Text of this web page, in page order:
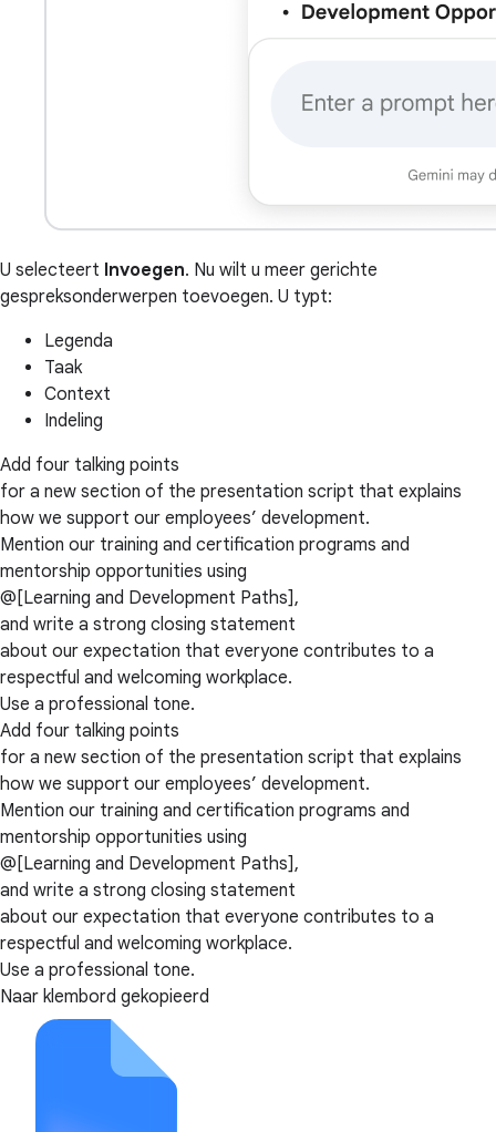
U selecteert Invoegen. Nu wilt u meer gerichte
gespreksonderwerpen toevoegen. U typt:
Legenda
Taak
Context
Indeling
Add four talking points
for a new section of the presentation script that explains
how we support our employees’ development.
Mention our training and certification programs and
mentorship opportunities using
@[Learning and Development Paths],
and write a strong closing statement
about our expectation that everyone contributes to a
respectful and welcoming workplace.
Use a professional tone.
Add four talking points
for a new section of the presentation script that explains
how we support our employees’ development.
Mention our training and certification programs and
mentorship opportunities using
@[Learning and Development Paths],
and write a strong closing statement
about our expectation that everyone contributes to a
respectful and welcoming workplace.
Use a professional tone.
Naar klembord gekopieerd